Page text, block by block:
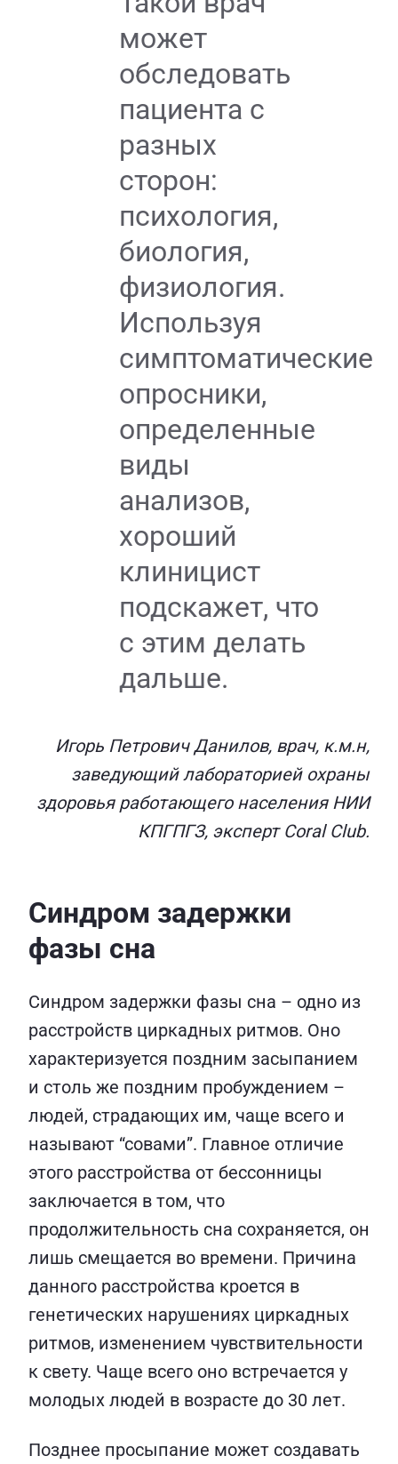
может
обследовать
пациента с
разных
сторон:
психология,
биология,
физиология.
Используя
симптоматические
опросники,
определенные
виды
анализов,
хороший
клиницист
подскажет, что
с этим делать
дальше.
Игорь Петрович Данилов, врач, к.м.н,
заведующий лабораторией охраны
здоровья работающего населения НИИ
КПГПГЗ, эксперт Coral Club.
Синдром задержки
фазы сна
Синдром задержки фазы сна – одно из
расстройств циркадных ритмов. Оно
характеризуется поздним засыпанием
и столь же поздним пробуждением –
людей, страдающих им, чаще всего и
называют “совами”. Главное отличие
этого расстройства от бессонницы
заключается в том, что
продолжительность сна сохраняется, он
лишь смещается во времени. Причина
данного расстройства кроется в
генетических нарушениях циркадных
ритмов, изменением чувствительности
к свету. Чаще всего оно встречается у
молодых людей в возрасте до 30 лет.
Позднее просыпание может создавать